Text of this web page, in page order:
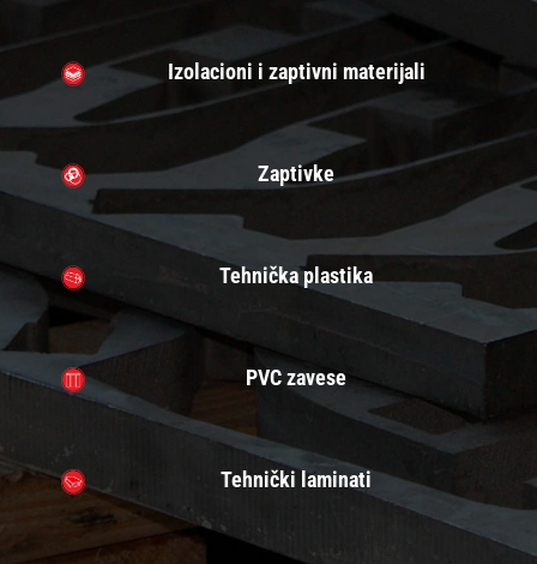
Izolacioni i zaptivni materijali
Zaptivke
Tehnička plastika
PVC zavese
Tehnički laminati